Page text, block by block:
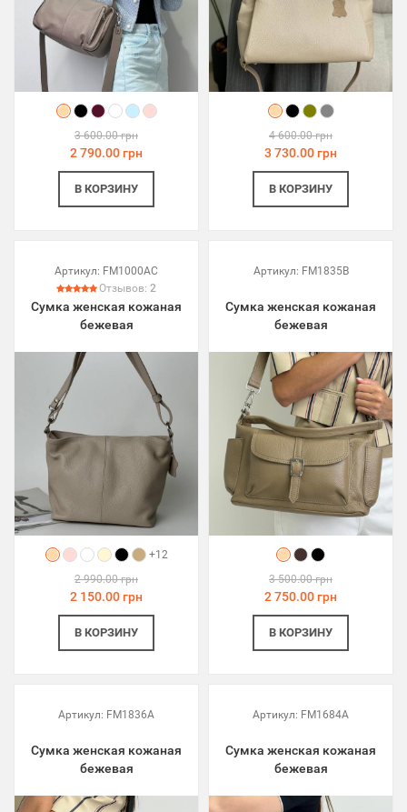
3 600.00 грн
2 790.00 грн
В КОРЗИНУ
4 600.00 грн
3 730.00 грн
В КОРЗИНУ
Артикул: FM1000AC
Отзывов: 2
Сумка женская кожаная
бежевая
+12
2 990.00 грн
2 150.00 грн
В КОРЗИНУ
Артикул: FM1835B
Сумка женская кожаная
бежевая
3 500.00 грн
2 750.00 грн
В КОРЗИНУ
Артикул: FM1836A
Сумка женская кожаная
бежевая
Артикул: FM1684A
Сумка женская кожаная
бежевая